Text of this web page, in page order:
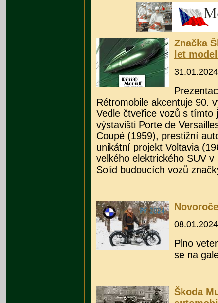
Značka
let
Rétromobile akcentuje 90.
Vedle čtveřice vozů s tímto
výstavišti Porte de
Coupé (1959), prestižní
unikátní projekt Voltavia
velkého elektrického SUV
Solid budoucích vozů
Plno
se na
Škoda